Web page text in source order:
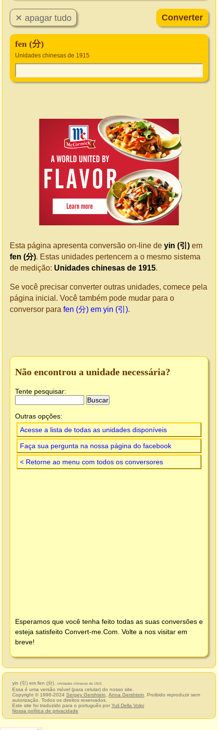
fen (分)
Unidades chinesas de 1915
Esta página apresenta conversão on-line de yin (引) em
fen (分). Estas unidades pertencem a o mesmo sistema
de medição: Unidades chinesas de 1915.
Se você precisar converter outras unidades, comece pela
página inicial. Você também pode mudar para o
conversor para fen (分) em yin (引).
Não encontrou a unidade necessária?
Tente pesquisar:
Outras opções:
Acesse a lista de todas as unidades disponíveis
Faça sua pergunta na nossa página do facebook
< Retorne ao menu com todos os conversores
Esperamos que você tenha feito todas as suas conversões e
esteja satisfeito Convert-me.Com . Volte a nos visitar em
breve!
yin (引) em fen (分) , Unidades chinesas de 1915
Essa é uma versão móvel (para celular) do nosso site.
Copyright © 1996-2024 Sergey Gershtein Anna Gershtein . Proibido reproduzir sem
autorização. Todos os direitos reservados.
Este site foi traduzido para o português por Yuli Della Volpi
Nossa política de privacidade